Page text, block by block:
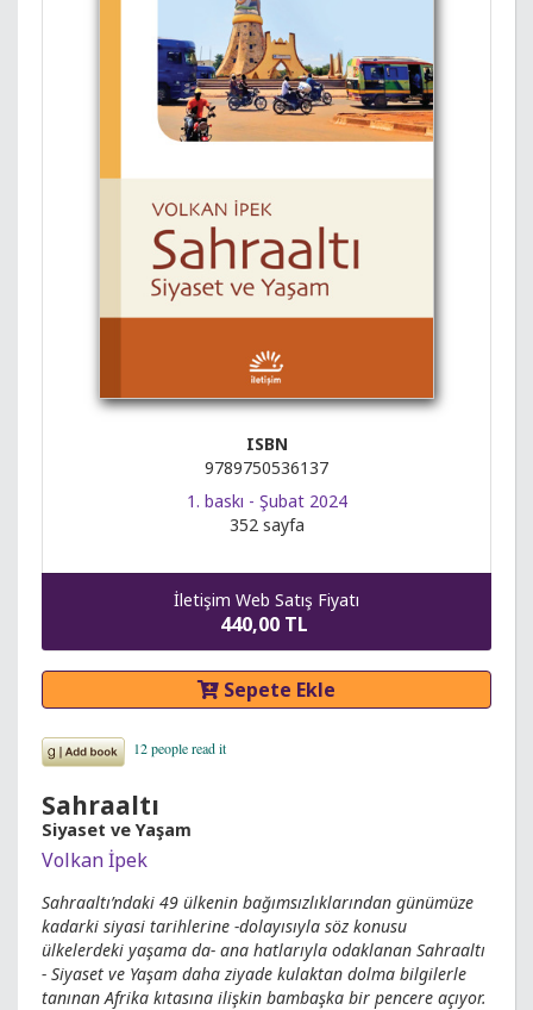
ISBN
9789750536137
1. baskı - Şubat 2024
352 sayfa
İletişim Web Satış Fiyatı
440,00 TL
Sepete Ekle
Sahraaltı
Siyaset ve Yaşam
Volkan İpek
Sahraaltı’ndaki 49 ülkenin bağımsızlıklarından günümüze
kadarki siyasi tarihlerine -dolayısıyla söz konusu
ülkelerdeki yaşama da- ana hatlarıyla odaklanan Sahraaltı
- Siyaset ve Yaşam daha ziyade kulaktan dolma bilgilerle
tanınan Afrika kıtasına ilişkin bambaşka bir pencere açıyor.